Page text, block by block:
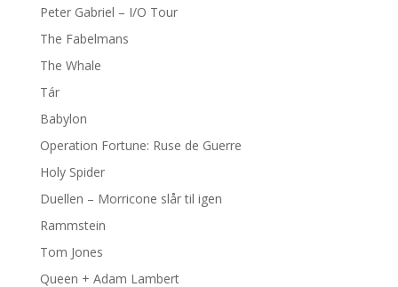
Peter Gabriel – I/O Tour
The Fabelmans
The Whale
Tár
Babylon
Operation Fortune: Ruse de Guerre
Holy Spider
Duellen – Morricone slår til igen
Rammstein
Tom Jones
Queen + Adam Lambert